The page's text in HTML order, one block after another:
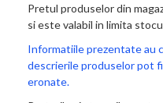
Pretul produselor din
si este valabil in limita
Informatiile prezentate au
descrierile produselor pot
eronate.